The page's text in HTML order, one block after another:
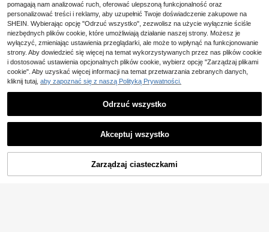
1 szt. stylowa czapka beanie w kon
trastowym kolorze, w paski, ciepła,
dwustronna, unisex, jesień/zima
34,00zł
KUP TERAZ DODAJ DO KOSZYKA
pomagają nam analizować ruch, oferować ulepszoną funkcjonalność oraz
personalizować treści i reklamy, aby uzupełnić Twoje doświadczenie zakupowe na
SHEIN. Wybierając opcję "Odrzuć wszystko", zezwolisz na użycie wyłącznie ściśle
niezbędnych plików cookie, które umożliwiają działanie naszej strony. Możesz je
wyłączyć, zmieniając ustawienia przeglądarki, ale może to wpłynąć na funkcjonowanie
strony. Aby dowiedzieć się więcej na temat wykorzystywanych przez nas plików cookie
i dostosować ustawienia opcjonalnych plików cookie, wybierz opcję "Zarządzaj plikami
cookie". Aby uzyskać więcej informacji na temat przetwarzania zebranych danych,
kliknij tutaj, aby zapoznać się z naszą Polityką Prywatności.
Odrzuć wszystko
Akceptuj wszystko
Zarządzaj ciasteczkami